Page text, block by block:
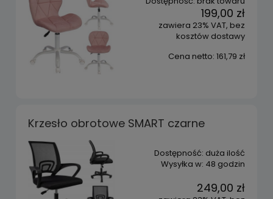
199,00 zł
zawiera 23% VAT, bez
kosztów dostawy
Cena netto: 161,79 zł
Krzesło obrotowe SMART czarne
Dostępność: duża ilość
Wysyłka w: 48 godzin
249,00 zł